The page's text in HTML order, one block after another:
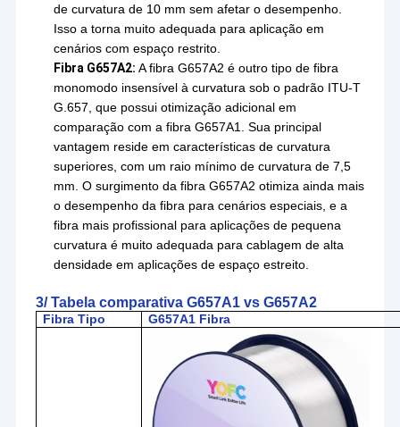
de curvatura de 10 mm sem afetar o desempenho.
Isso a torna muito adequada para aplicação em
cenários com espaço restrito.
Fibra G657A2: A fibra G657A2 é outro tipo de fibra
monomodo insensível à curvatura sob o padrão ITU-T
G.657, que possui otimização adicional em
comparação com a fibra G657A1. Sua principal
vantagem reside em características de curvatura
superiores, com um raio mínimo de curvatura de 7,5
mm. O surgimento da fibra G657A2 otimiza ainda mais
o desempenho da fibra para cenários especiais, e a
fibra mais profissional para aplicações de pequena
curvatura é muito adequada para cablagem de alta
densidade em aplicações de espaço estreito.
3/ Tabela comparativa G657A1 vs G657A2
Fibra Tipo G657A1 Fibra